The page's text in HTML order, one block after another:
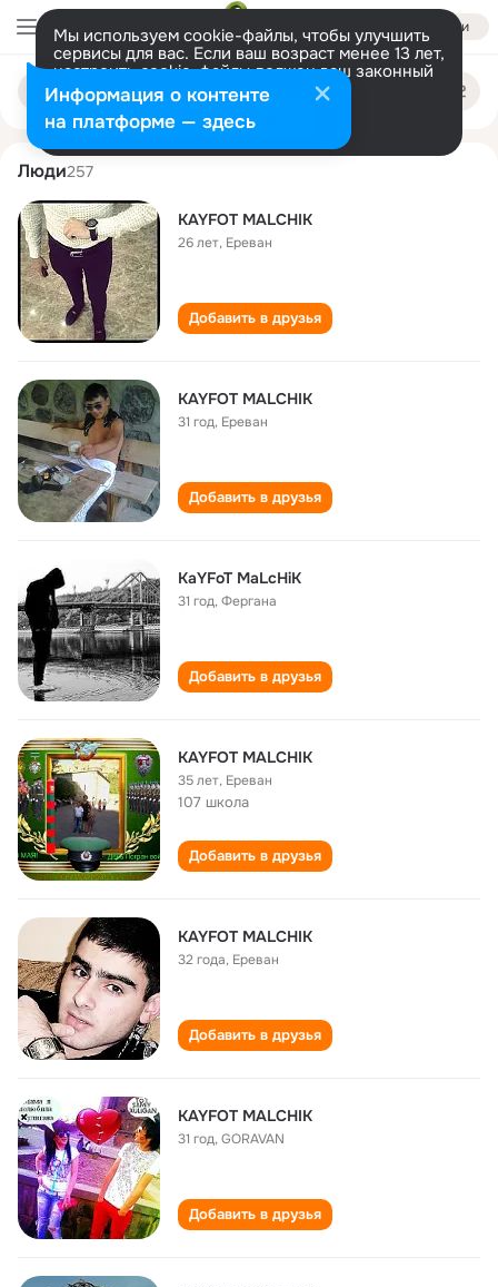
Войти
Мы используем cookie-файлы, чтобы улучшить
сервисы для вас. Если ваш возраст менее 13 лет,
настроить cookie-файлы должен ваш законный
представитель. Больше информации
Разрешить все Настроить
Поиск
людям
kayfot malchik
Люди257
KAYFOT MALCHIK
26 лет, Ереван
Добавить в друзья
KAYFOT MALCHIK
31 год, Ереван
Добавить в друзья
KaYFoT MaLcHiK
31 год,Фергана
Добавить в друзья
KAYFOT MALCHIK
35 лет, Ереван
107 школа
Добавить в друзья
KAYFOT MALCHIK
32 года, Ереван
Добавить в друзья
KAYFOT MALCHIK
31 год,GORAVAN
Добавить в друзья
Информация о контенте
на платформе — здесь